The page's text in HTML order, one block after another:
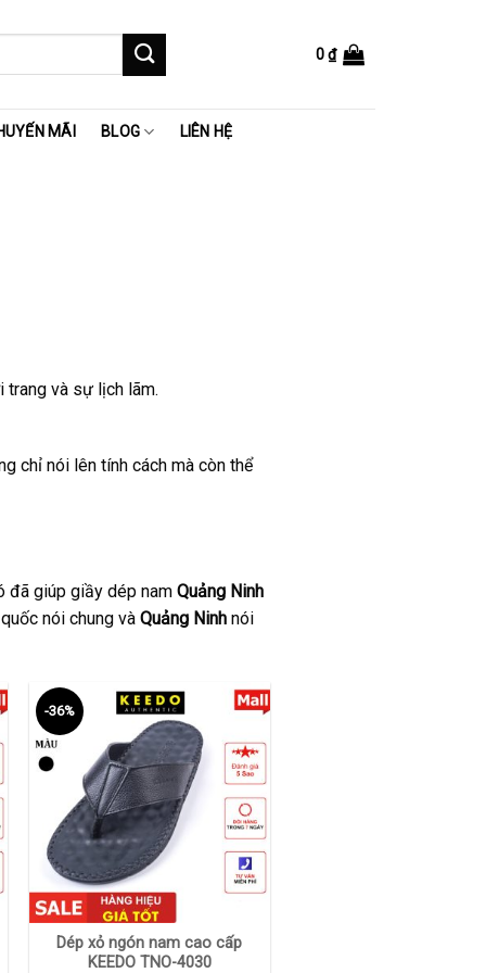
0₫
MÃI BLOG LIÊN HỆ
trang và sự lịch lãm.
chỉ nói lên tính cách mà còn thể
đã giúp giầy dép nam Quảng Ninh
nói chung và Quảng Ninh nói
-36%
+
Dép xỏ ngón nam cao cấp
KEEDO TNO-4030